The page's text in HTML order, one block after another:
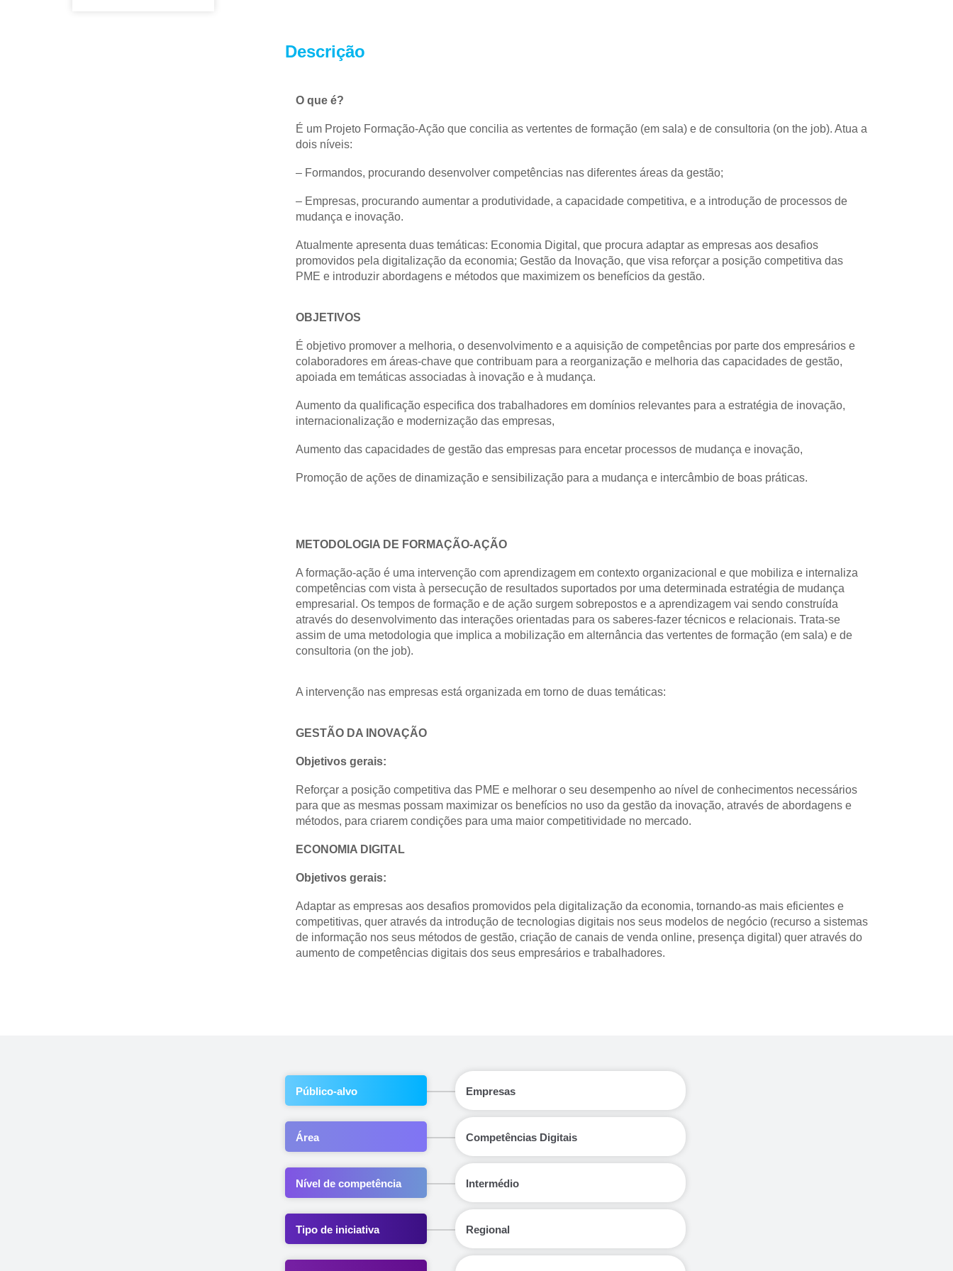
Descrição
O que é?
É um Projeto Formação-Ação que concilia as vertentes de formação (em sala) e de consultoria (on the job). Atua a
dois níveis:
– Formandos, procurando desenvolver competências nas diferentes áreas da gestão;
– Empresas, procurando aumentar a produtividade, a capacidade competitiva, e a introdução de processos de
mudança e inovação.
Atualmente apresenta duas temáticas: Economia Digital, que procura adaptar as empresas aos desafios
promovidos pela digitalização da economia; Gestão da Inovação, que visa reforçar a posição competitiva das
PME e introduzir abordagens e métodos que maximizem os benefícios da gestão.
OBJETIVOS
É objetivo promover a melhoria, o desenvolvimento e a aquisição de competências por parte dos empresários e
colaboradores em áreas-chave que contribuam para a reorganização e melhoria das capacidades de gestão,
apoiada em temáticas associadas à inovação e à mudança.
Aumento da qualificação especifica dos trabalhadores em domínios relevantes para a estratégia de inovação,
internacionalização e modernização das empresas,
Aumento das capacidades de gestão das empresas para encetar processos de mudança e inovação,
Promoção de ações de dinamização e sensibilização para a mudança e intercâmbio de boas práticas.
METODOLOGIA DE FORMAÇÃO-AÇÃO
A formação-ação é uma intervenção com aprendizagem em contexto organizacional e que mobiliza e internaliza
competências com vista à persecução de resultados suportados por uma determinada estratégia de mudança
empresarial. Os tempos de formação e de ação surgem sobrepostos e a aprendizagem vai sendo construída
através do desenvolvimento das interações orientadas para os saberes-fazer técnicos e relacionais. Trata-se
assim de uma metodologia que implica a mobilização em alternância das vertentes de formação (em sala) e de
consultoria (on the job).
A intervenção nas empresas está organizada em torno de duas temáticas:
GESTÃO DA INOVAÇÃO
Objetivos gerais:
Reforçar a posição competitiva das PME e melhorar o seu desempenho ao nível de conhecimentos necessários
para que as mesmas possam maximizar os benefícios no uso da gestão da inovação, através de abordagens e
métodos, para criarem condições para uma maior competitividade no mercado.
ECONOMIA DIGITAL
Objetivos gerais:
Adaptar as empresas aos desafios promovidos pela digitalização da economia, tornando-as mais eficientes e
competitivas, quer através da introdução de tecnologias digitais nos seus modelos de negócio (recurso a sistemas
de informação nos seus métodos de gestão, criação de canais de venda online, presença digital) quer através do
aumento de competências digitais dos seus empresários e trabalhadores.
Público-alvo Empresas
Área Competências Digitais
Nível de competência Intermédio
Tipo de iniciativa Regional